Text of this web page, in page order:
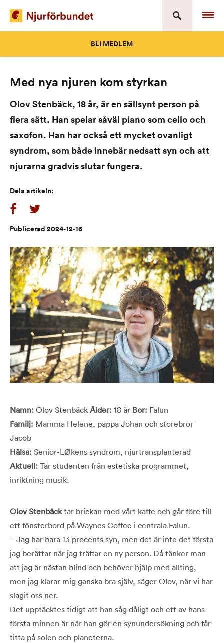
content
BLI MEDLEM
Med nya njuren kom styrkan
Olov Stenbäck, 18 år, är en sällsynt person på
flera sätt. Han spelar såväl piano som cello och
saxofon. Han har också ett mycket ovanligt
syndrom, som både innebär nedsatt syn och att
njurarna gradvis slutar fungera.
Dela artikeln:
Publicerad 2024-12-16
Namn: Olov Stenbäck Ålder: 18 år Bor: Falun
Familj: Mamma Helene, pappa Johan och storebror
Jacob
Hälsa: Senior-LØkens syndrom, njurtransplanterad
Aktuell: Tar studenten från estetiska programmet,
inriktning musik.
Olov Stenbäcktar brickan med vårt kaffe och går före till
ett fönsterbord på Waynes Coffee i centrala Falun.
– Jag har bara 13 procents syn, men det är inte det första
jag berättar när jag träffar en ny person. Då tänker man
att jag är nästan blind och behöver hjälp med allting,
men jag klarar mig ganska bra själv, säger Olov, när vi har
slagit oss ner.
Det upptäcktes tidigt att han såg dåligt och ett av hans
första minnen är när han gör en synundersökning och får
titta på solen och planeterna.